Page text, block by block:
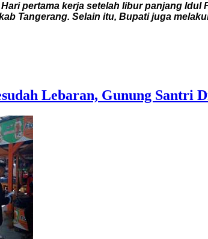
pertama kerja setelah libur panjang
Tangerang. Selain itu, Bupati juga
Lebaran, Gunung Santri